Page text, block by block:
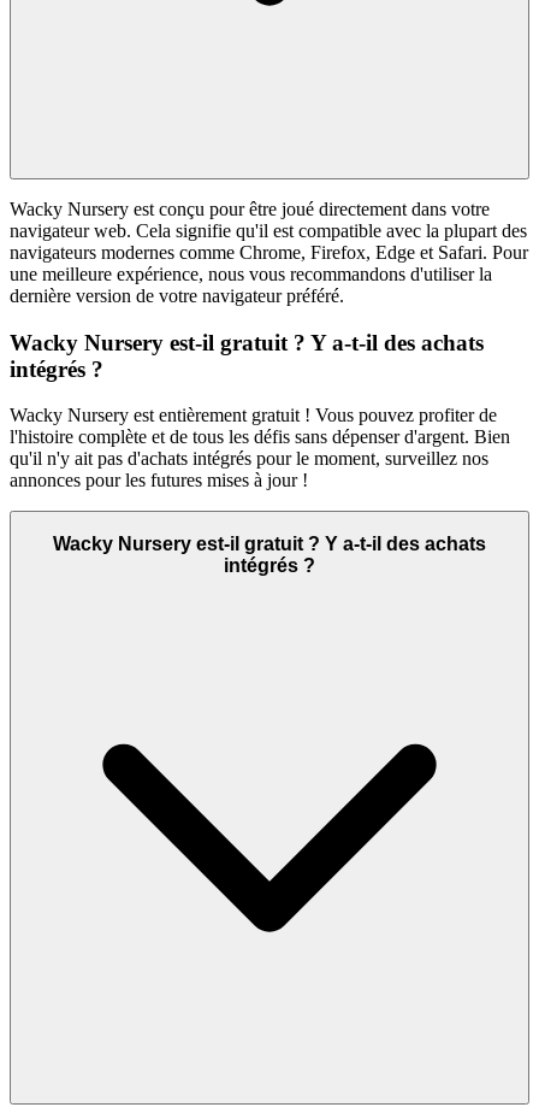
Wacky Nursery est conçu pour être joué directement dans votre
navigateur web. Cela signifie qu'il est compatible avec la plupart des
navigateurs modernes comme Chrome, Firefox, Edge et Safari. Pour
une meilleure expérience, nous vous recommandons d'utiliser la
dernière version de votre navigateur préféré.
Wacky Nursery est-il gratuit ? Y a-t-il des achats
intégrés ?
Wacky Nursery est entièrement gratuit ! Vous pouvez profiter de
l'histoire complète et de tous les défis sans dépenser d'argent. Bien
qu'il n'y ait pas d'achats intégrés pour le moment, surveillez nos
annonces pour les futures mises à jour !
Wacky Nursery est-il gratuit ? Y a-t-il des achats
intégrés ?